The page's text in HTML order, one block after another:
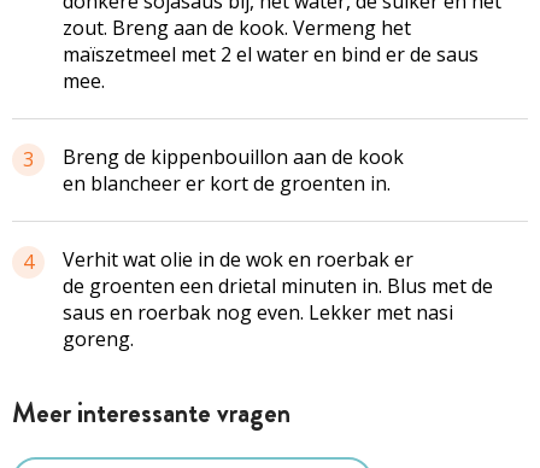
zout. Breng aan de kook. Vermeng het
maïszetmeel met 2 el water en bind er de saus
mee.
3
Breng de kippenbouillon aan de kook
en blancheer er kort de groenten in.
4
Verhit wat olie in de wok en roerbak er
de groenten een drietal minuten in. Blus met de
saus en roerbak nog even. Lekker met nasi
goreng.
Meer interessante vragen